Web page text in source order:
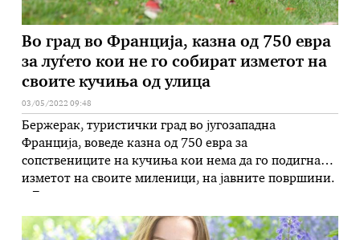
Во град во Франција, казна од 750 евра
за луѓето кои не го собират изметот на
своите кучиња од улица
03/05/2022 09:48
Бержерак, туристички град во југозападна
Франција, воведе казна од 750 евра за
сопствениците на кучиња кои нема да го подигнат
изметот на своите миленици, на јавните површини.
веднаш, на секој соодветен начин, да го соберат
животинскиот измет од улица, од парковите,